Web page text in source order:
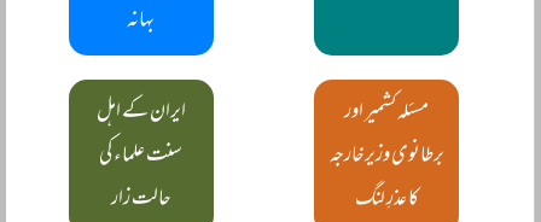
بہانہ
مسئلہ کشمیر اور
برطانوی وزیرخارجہ
کا عذرِ لنگ
ایران کے اہل
سنت علماء کی
حالت زار